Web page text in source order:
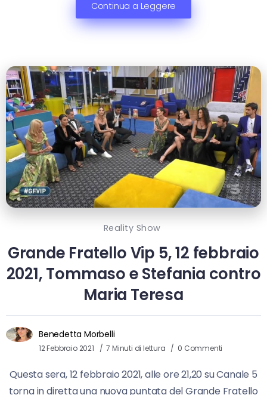
Continua a Leggere
Reality Show
Grande Fratello Vip 5, 12 febbraio
2021, Tommaso e Stefania contro
Maria Teresa
Benedetta Morbelli
12 Febbraio 2021 7 Minuti di lettura 0 Commenti
Questa sera, 12 febbraio 2021, alle ore 21,20 su Canale 5
torna in diretta una nuova puntata del Grande Fratello